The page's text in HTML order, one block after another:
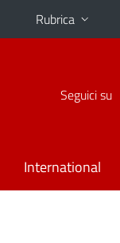
Rubrica
Seguici su
International